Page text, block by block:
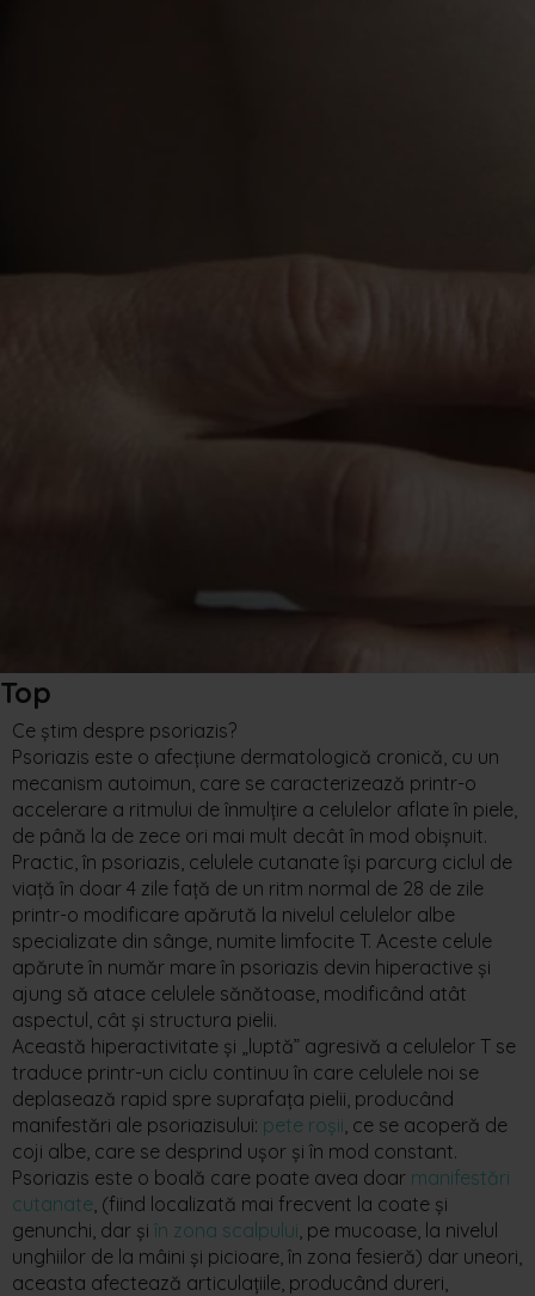
Top
Ce știm despre psoriazis?
Psoriazis este o afecțiune dermatologică cronică, cu un
mecanism autoimun, care se caracterizează printr-o
accelerare a ritmului de înmulțire a celulelor aflate în piele,
de până la de zece ori mai mult decât în mod obișnuit.
Practic, în psoriazis, celulele cutanate își parcurg ciclul de
viață în doar 4 zile față de un ritm normal de 28 de zile
printr-o modificare apărută la nivelul celulelor albe
specializate din sânge, numite limfocite T. Aceste celule
apărute în număr mare în psoriazis devin hiperactive și
ajung să atace celulele sănătoase, modificând atât
aspectul, cât și structura pielii.
Această hiperactivitate și „luptă” agresivă a celulelor T se
traduce printr-un ciclu continuu în care celulele noi se
deplasează rapid spre suprafața pielii, producând
manifestări ale psoriazisului: pete roșii, ce se acoperă de
coji albe, care se desprind ușor și în mod constant.
Psoriazis este o boală care poate avea doar manifestări
cutanate, (fiind localizată mai frecvent la coate și
genunchi, dar și în zona scalpului, pe mucoase, la nivelul
unghiilor de la mâini și picioare, în zona fesieră) dar uneori,
aceasta afectează articulațiile, producând dureri,